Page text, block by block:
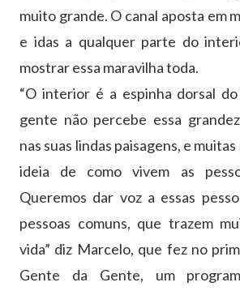
muito grande. O canal aposta em
e idas a qualquer parte do
mostrar essa maravilha toda.
“O interior é a espinha dorsal
gente não percebe essa
nas suas lindas paisagens, e
ideia de como vivem as
Queremos dar voz a essas
pessoas comuns, que trazem
vida” diz Marcelo, que fez no
Gente da Gente, um